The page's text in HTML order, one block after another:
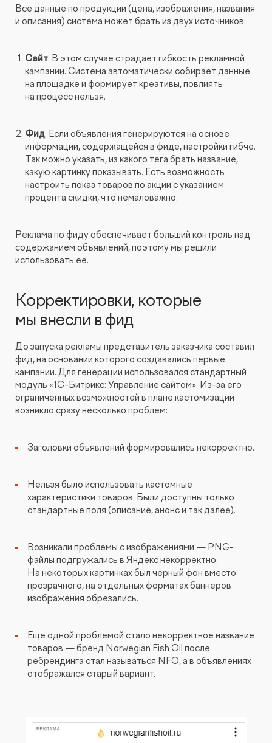
Все данные по продукции (цена, изображения, названия
и описания) система может брать из двух источников:
Сайт. В этом случае страдает гибкость рекламной
кампании. Система автоматически собирает данные
на площадке и формирует креативы, повлиять
на процесс нельзя.
Фид. Если объявления генерируются на основе
информации, содержащейся в фиде, настройки гибче.
Так можно указать, из какого тега брать название,
какую картинку показывать. Есть возможность
настроить показ товаров по акции с указанием
процента скидки, что немаловажно.
Реклама по фиду обеспечивает больший контроль над
содержанием объявлений, поэтому мы решили
использовать ее.
Корректировки, которые
мы внесли в фид
До запуска рекламы представитель заказчика составил
фид, на основании которого создавались первые
кампании. Для генерации использовался стандартный
модуль «1C-Битрикс: Управление сайтом». Из-за его
ограниченных возможностей в плане кастомизации
возникло сразу несколько проблем:
Заголовки объявлений формировались некорректно.
Нельзя было использовать кастомные
характеристики товаров. Были доступны только
стандартные поля (описание, анонс и так далее).
Возникали проблемы с изображениями — PNG-
файлы подгружались в Яндекс некорректно.
На некоторых картинках был черный фон вместо
прозрачного, на отдельных форматах баннеров
изображения обрезались.
Еще одной проблемой стало некорректное название
товаров — бренд Norwegian Fish Oil после
ребрендинга стал называться NFO, а в объявлениях
отображался старый вариант.